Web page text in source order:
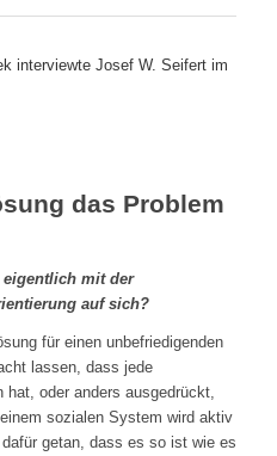
interviewte Josef W. Seifert im
das Problem
eigentlich mit der
auf sich?
für einen unbefriedigenden
lassen, dass jede
hat, oder anders ausgedrückt,
sozialen System wird aktiv
getan, dass es so ist wie es